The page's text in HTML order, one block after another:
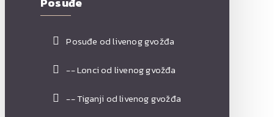
Posuđe od livenog gvožđa
-- Lonci od livenog gvožđa
-- Tiganji od livenog gvožđa